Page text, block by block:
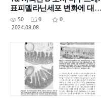
표피멜라닌세포 변화에 대한
헤모힘의 방어효과
50 0
0
2024.08.08